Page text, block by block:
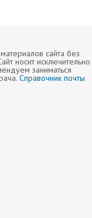
сайта без
носит исключительно
заниматься
Справочник почты